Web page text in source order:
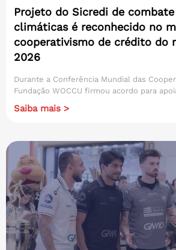
Projeto do Sicredi de
climáticas é reconhecido no
cooperativismo de crédito do
2026
Durante a Conferência Mundial das
Fundação WOCCU firmou acordo para
Saiba mais >